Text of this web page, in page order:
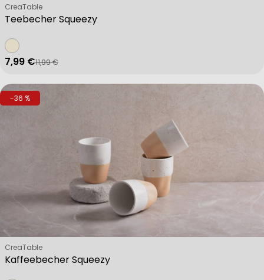
Teebecher Squeezy
Verkäufer:
CreaTable
Verkaufspreis
7,99 €
Regulärer Preis
11,99 €
-36 %
Kaffeebecher Squeezy
Verkäufer:
CreaTable